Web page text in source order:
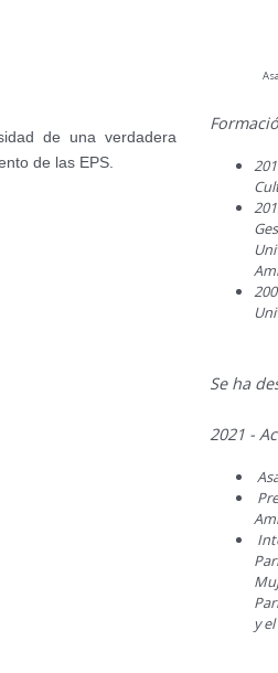
de una verdadera
de las EPS.
Se ha
2021 -
y